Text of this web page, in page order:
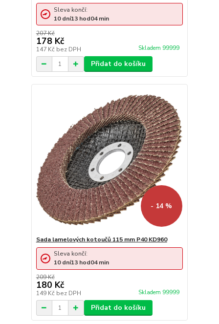
207 Kč
178 Kč
147 Kč bez DPH Skladem 99999
Sleva končí:
10 dní13 hod04min
Přidat do košíku
- 14 %
Sada lamelových kotoučů 115 mm P40 KD960
209 Kč
180 Kč
149 Kč bez DPH Skladem 99999
Sleva končí:
10 dní13 hod04min
Přidat do košíku